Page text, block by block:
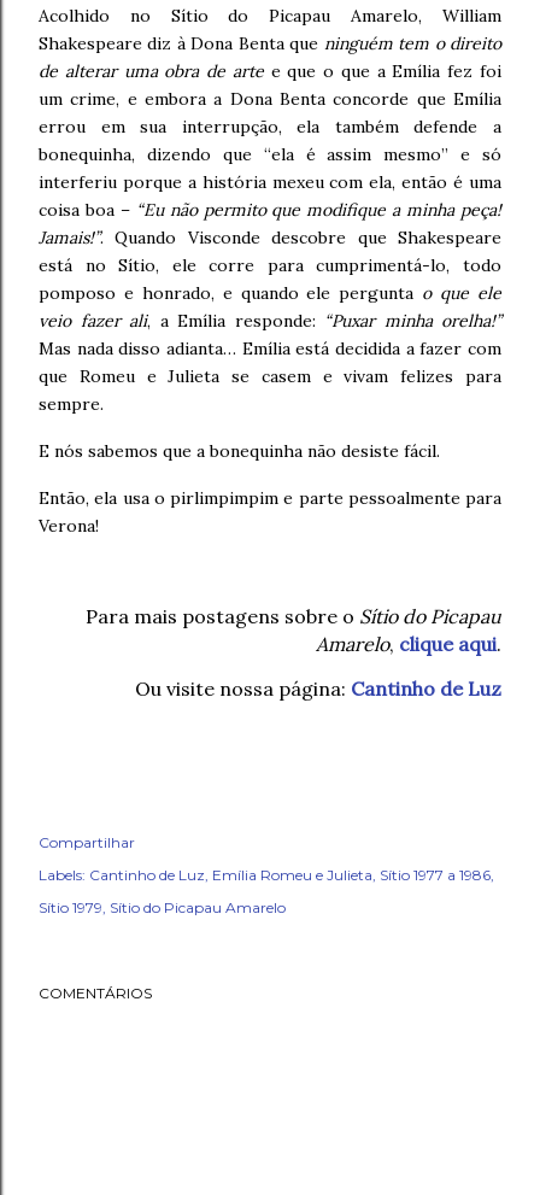
Acolhido no Sítio do Picapau Amarelo, William
Shakespeare diz à Dona Benta que ninguém tem o direito
de alterar uma obra de artee que o que a Emília fez foi
um crime, e embora a Dona Benta concorde que Emília
errou em sua interrupção, ela também defende a
bonequinha, dizendo que “ela é assim mesmo” e só
interferiu porque a história mexeu com ela, então é uma
coisa boa – “Eu não permito que modifique a minha peça!
Jamais!”. Quando Visconde descobre que Shakespeare
está no Sítio, ele corre para cumprimentá-lo, todo
pomposo e honrado, e quando ele pergunta o que ele
veio fazer ali, a Emília responde: “Puxar minha orelha!”
Mas nada disso adianta… Emília está decidida a fazer com
que Romeu e Julieta se casem e vivam felizes para
sempre.
E nós sabemos que a bonequinha não desiste fácil.
Então, ela usa o pirlimpimpim e parte pessoalmente para
Verona!
Para mais postagens sobre o Sítio do Picapau
Amarelo, clique aqui.
Ou visite nossa página: Cantinho de Luz
Compartilhar
Labels: Cantinho de Luz Emília Romeu e Julieta Sítio 1977 a 1986
Sítio 1979 Sítio do Picapau Amarelo
COMENTÁRIOS